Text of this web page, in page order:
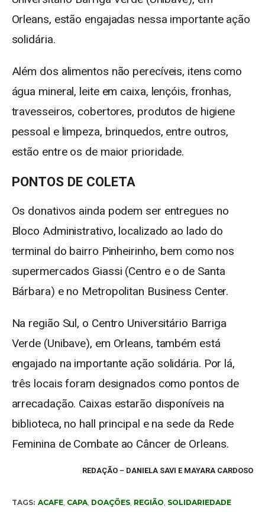
Orleans, estão engajadas nessa importante ação
solidária.
Além dos alimentos não perecíveis, itens como
água mineral, leite em caixa, lençóis, fronhas,
travesseiros, cobertores, produtos de higiene
pessoal e limpeza, brinquedos, entre outros,
estão entre os de maior prioridade.
PONTOS DE COLETA
Os donativos ainda podem ser entregues no
Bloco Administrativo, localizado ao lado do
terminal do bairro Pinheirinho, bem como nos
supermercados Giassi (Centro e o de Santa
Bárbara) e no Metropolitan Business Center.
Na região Sul, o Centro Universitário Barriga
Verde (Unibave), em Orleans, também está
engajado na importante ação solidária. Por lá,
três locais foram designados como pontos de
arrecadação. Caixas estarão disponíveis na
biblioteca, no hall principal e na sede da Rede
Feminina de Combate ao Câncer de Orleans.
REDAÇÃO – DANIELA SAVI E MAYARA CARDOSO
TAGS: ACAFE, CAPA, DOAÇÕES, REGIÃO SOLIDARIEDADE